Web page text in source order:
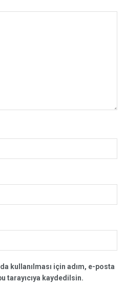
kullanılması için adım, e-posta
tarayıcıya kaydedilsin.